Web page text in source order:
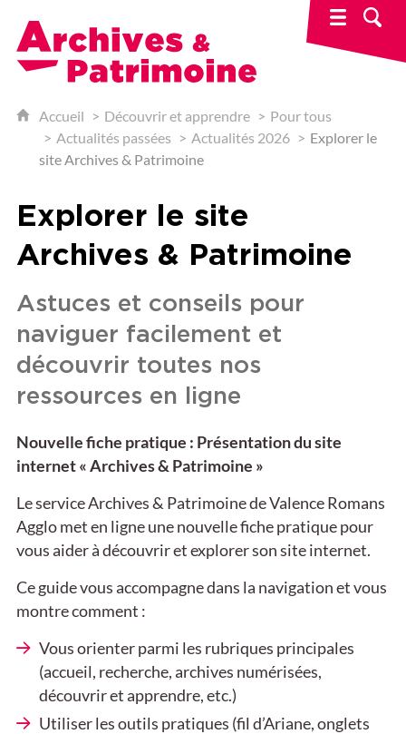
Archives & Patrimoine
Accueil Découvrir et apprendre
Pour tous
Actualités passées
Actualités 2026
Explorer le
site Archives & Patrimoine
Explorer le site
Archives & Patrimoine
Astuces et conseils pour
naviguer facilement et
découvrir toutes nos
ressources en ligne
Nouvelle fiche pratique : Présentation du site
internet « Archives & Patrimoine »
Le service Archives & Patrimoine de Valence Romans
Agglo met en ligne une nouvelle fiche pratique pour
vous aider à découvrir et explorer son site internet.
Ce guide vous accompagne dans la navigation et vous
montre comment :
Vous orienter parmi les rubriques principales
(accueil, recherche, archives numérisées,
découvrir et apprendre, etc.)
Utiliser les outils pratiques (fil d’Ariane, onglets